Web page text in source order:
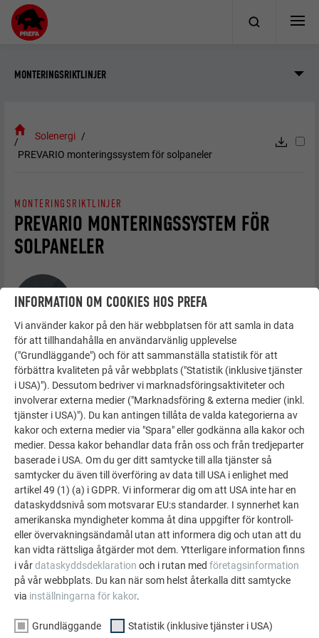
MONTERINGSRIKTLINJER
Solenergi
PREVARIO monteringssystem för solpaneler
PREVARIO MONTERINGSSYSTEM FÖR
SOLPANELER
MONTERINGSRIKTLINJER
Allmän information
Solpanelhållare och
montering
Tillbehör och montering
Infästning av
monteringssystem
INFORMATION OM COOKIES HOS PREFA
Vi använder kakor på den här webbplatsen för att samla in data
för att tillhandahålla en användarvänlig upplevelse
("Grundläggande") och för att sammanställa statistik för att
förbättra kvaliteten på vår webbplats ("Statistik (inklusive tjänster
i USA)"). Dessutom bedriver vi marknadsföringsaktiviteter och
involverar externa medier ("Marknadsföring & externa medier (inkl.
tjänster i USA)"). Du kan antingen tillåta de valda kategorierna av
kakor och externa medier via "Spara" eller godkänna alla kakor och
medier. Dessa kakor behandlar data från oss och från tredjeparter
baserade i USA. Om du ger ditt samtycke till alla tjänster så
samtycker du även till överföring av data till USA i enlighet med
artikel 49 (1) (a) i GDPR. Vi informerar dig om att USA inte har en
dataskyddsnivå som motsvarar EU:s standarder. I synnerhet kan
amerikanska myndigheter komma åt dina uppgifter för kontroll-
eller övervakningsändamål utan att informera dig och utan att du
kan vidta rättsliga åtgärder mot dem. Ytterligare information finns
i vårdataskyddsdeklaration och i rutan med företagsinformation
på vår webbplats. Du kan när som helst återkalla ditt samtycke
via inställningarna för kakor.
Grundläggande Statistik (inklusive tjänster i USA)